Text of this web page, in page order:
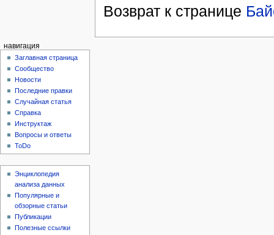
Возврат к странице
навигация
Заглавная страница
Сообщество
Новости
Последние правки
Случайная статья
Справка
Инструктаж
Вопросы и ответы
ToDo
Энциклопедия
анализа данных
Популярные и
обзорные статьи
Публикации
Полезные ссылки